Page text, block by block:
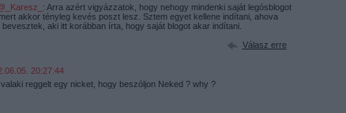
: Arra azért vigyázzatok, hogy nehogy mindenki saját legósblogot
akkor tényleg kevés poszt lesz. Sztem egyet kellene indítani, ahova
bevesztek, aki itt korábban írta, hogy saját blogot akar indítani.
Válasz erre
20:27:44
valaki reggelt egy nicket, hogy beszóljon Neked ? why ?